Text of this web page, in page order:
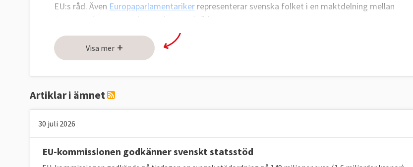
EU:s råd. Även Europaparlamentariker representerar svenska folket i en maktdelning mellan
Europaparlamentet och regeringarna i rådet.
EU:s betydelse för Sverige
I regeringsförklaringen9 september 2025
statsministrars uttalanden om EU:s viktiga roll för svensk utrikes- och säkerhetspolitik och
ekonomi.
– Det europeiska samarbetet och dess värdegemenskap är viktigare än någonsin – för Sveriges
säkerhet, konkurrenskraft, klimatarbete och globala inflytande, sade statsminister Ulf Kristersson
(M) i riksdagen.
Det kan jämföras med förra regeringen under Magdalena Andersson (S) som 2021 var
Visa mer +
Artiklar i ämnet
30 juli 2026
EU-kommissionen godkänner svenskt statsstöd